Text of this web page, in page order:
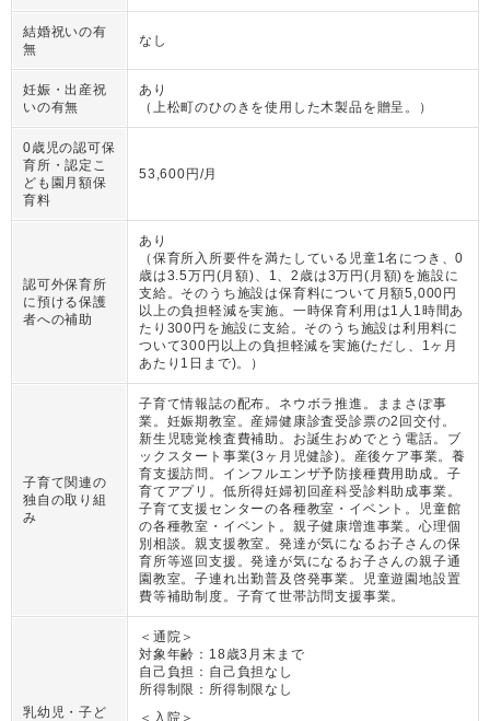
結婚祝いの有
無
なし
妊娠・出産祝
いの有無
あり
（
上松町のひのきを使用した木製品を贈呈。 ）
0歳児の認可保
育所・認定こ
ども園月額保
育料
53,600円/月
認可外保育所
に預ける保護
者への補助
あり
（ 保育所入所要件を満たしている児童1名につき、0
歳は3.5万円(月額)、1、2歳は3万円(月額)を施設に
支給。そのうち施設は保育料について月額5,000円
以上の負担軽減を実施。一時保育利用は1人1時間あ
たり300円を施設に支給。そのうち施設は利用料に
ついて300円以上の負担軽減を実施(ただし、1ヶ月
あたり1日まで)。
）
子育て関連の
独自の取り組
み
子育て情報誌の配布。ネウボラ推進。ままさぽ事
業。妊娠期教室。産婦健康診査受診票の2回交付。
新生児聴覚検査費補助。お誕生おめでとう電話。ブ
ックスタート事業(3ヶ月児健診)。産後ケア事業。養
育支援訪問。インフルエンザ予防接種費用助成。子
育てアプリ。低所得妊婦初回産科受診料助成事業。
子育て支援センターの各種教室・イベント。児童館
の各種教室・イベント。親子健康増進事業。心理個
別相談。親支援教室。発達が気になるお子さんの保
育所等巡回支援。発達が気になるお子さんの親子通
園教室。子連れ出勤普及啓発事業。児童遊園地設置
費等補助制度。子育て世帯訪問支援事業。
乳幼児・子ど
＜通院＞
対象年齢： 18歳3月末まで
自己負担： 自己負担なし
所得制限： 所得制限なし
＜入院＞